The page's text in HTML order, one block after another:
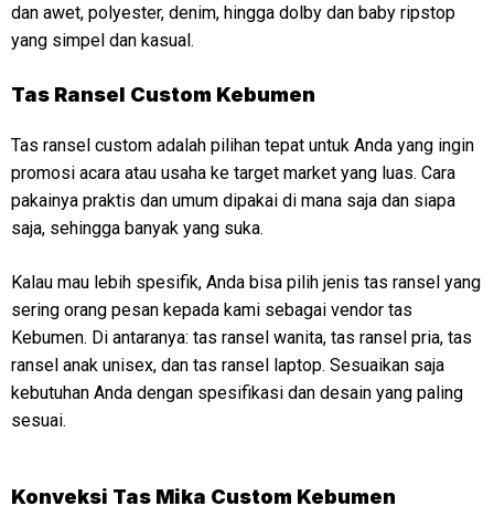
dan awet, polyester, denim, hingga dolby dan baby ripstop
yang simpel dan kasual.
Tas Ransel Custom Kebumen
Tas ransel custom adalah pilihan tepat untuk Anda yang ingin
promosi acara atau usaha ke target market yang luas. Cara
pakainya praktis dan umum dipakai di mana saja dan siapa
saja, sehingga banyak yang suka.
Kalau mau lebih spesifik, Anda bisa pilih jenis tas ransel yang
sering orang pesan kepada kami sebagai vendor tas
Kebumen. Di antaranya: tas ransel wanita, tas ransel pria, tas
ransel anak unisex, dan tas ransel laptop. Sesuaikan saja
kebutuhan Anda dengan spesifikasi dan desain yang paling
sesuai.
Konveksi Tas Mika Custom Kebumen